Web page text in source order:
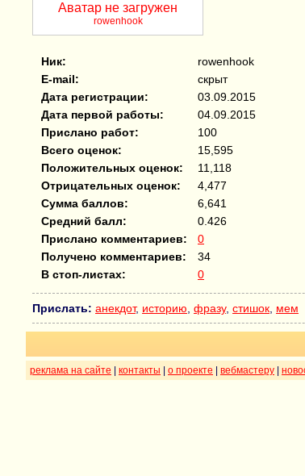
Аватар не загружен
rowenhook
Ник:
rowenhook
E-mail:
скрыт
Дата регистрации:
03.09.2015
Дата первой работы:
04.09.2015
Прислано работ:
100
Всего оценок:
15,595
Положительных оценок:
11,118
Отрицательных оценок:
4,477
Сумма баллов:
6,641
Средний балл:
0.426
Прислано комментариев:
0
Получено комментариев:
34
В стоп-листах:
0
Прислать: анекдот, историю фразу, стишок мем
реклама на сайте контакты о проекте вебмастеру